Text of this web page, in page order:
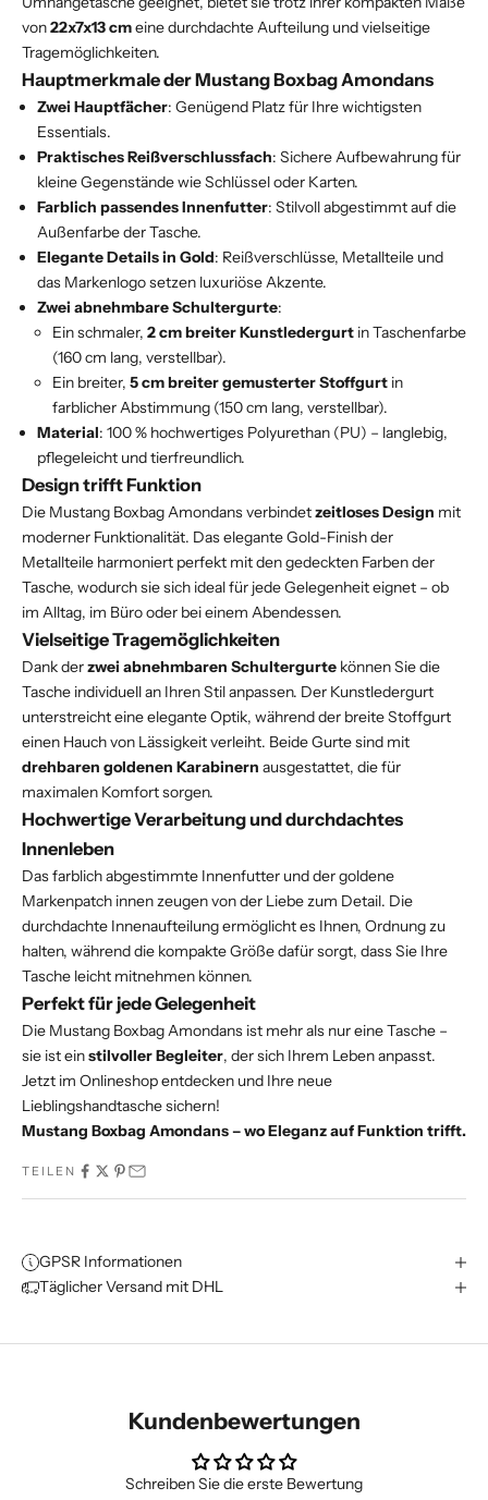
von22x7x13 cmeine durchdachte Aufteilung und vielseitige
Tragemöglichkeiten.
Hauptmerkmale der Mustang Boxbag Amondans
Zwei Hauptfächer: Genügend Platz für Ihre wichtigsten
Essentials.
Praktisches Reißverschlussfach: Sichere Aufbewahrung für
kleine Gegenstände wie Schlüssel oder Karten.
Farblich passendes Innenfutter: Stilvoll abgestimmt auf die
Außenfarbe der Tasche.
Elegante Details in Gold: Reißverschlüsse, Metallteile und
das Markenlogo setzen luxuriöse Akzente.
Zwei abnehmbare Schultergurte:
Ein schmaler, 2 cm breiter Kunstledergurt in Taschenfarbe
(160 cm lang, verstellbar).
Ein breiter, 5 cm breiter gemusterter Stoffgurt in
farblicher Abstimmung (150 cm lang, verstellbar).
Material: 100 % hochwertiges Polyurethan (PU) – langlebig,
pflegeleicht und tierfreundlich.
Design trifft Funktion
Die Mustang Boxbag Amondans verbindetzeitloses Design mit
moderner Funktionalität. Das elegante Gold-Finish der
Metallteile harmoniert perfekt mit den gedeckten Farben der
Tasche, wodurch sie sich ideal für jede Gelegenheit eignet – ob
im Alltag, im Büro oder bei einem Abendessen.
Vielseitige Tragemöglichkeiten
Dank derzwei abnehmbaren Schultergurte können Sie die
Tasche individuell an Ihren Stil anpassen. Der Kunstledergurt
unterstreicht eine elegante Optik, während der breite Stoffgurt
einen Hauch von Lässigkeit verleiht. Beide Gurte sind mit
drehbaren goldenen Karabinern ausgestattet, die für
maximalen Komfort sorgen.
Hochwertige Verarbeitung und durchdachtes
Innenleben
Das farblich abgestimmte Innenfutter und der goldene
Markenpatch innen zeugen von der Liebe zum Detail. Die
durchdachte Innenaufteilung ermöglicht es Ihnen, Ordnung zu
halten, während die kompakte Größe dafür sorgt, dass Sie Ihre
Tasche leicht mitnehmen können.
Perfekt für jede Gelegenheit
Die Mustang Boxbag Amondans ist mehr als nur eine Tasche –
sie ist einstilvoller Begleiter, der sich Ihrem Leben anpasst.
Jetzt im Onlineshop entdecken und Ihre neue
Lieblingshandtasche sichern!
Mustang Boxbag Amondans – wo Eleganz auf Funktion trifft.
TEILEN
GPSR Informationen
Täglicher Versand mit DHL
Kundenbewertungen
Schreiben Sie die erste Bewertung